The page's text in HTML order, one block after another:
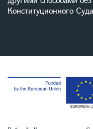
Конституционного